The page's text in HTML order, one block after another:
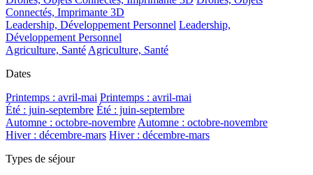
Connectés, Imprimante 3D
Leadership, Développement Personnel Leadership,
Développement Personnel
Agriculture, Santé Agriculture, Santé
Dates
Printemps : avril-mai Printemps : avril-mai
Été : juin-septembre Été : juin-septembre
Automne : octobre-novembre Automne : octobre-novembre
Hiver : décembre-mars Hiver : décembre-mars
Types de séjour